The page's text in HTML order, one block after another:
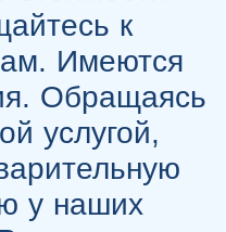
к
Имеются
Обращаясь
услугой,
у наших